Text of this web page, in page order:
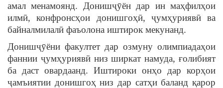
амал менамоянд. Донишҷӯён дар ин маҳфилҳои
илмӣ, конфронсҳои донишгоҳӣ, ҷумҳуриявӣ ва
байналмилалӣ фаъолона иштирок мекунанд.
Донишҷӯёни факултет дар озмуну олимпиадаҳои
фаннии ҷумҳуриявӣ низ ширкат намуда, ғолибият
ба даст овардаанд. Иштироки онҳо дар корҳои
ҷамъиятии донишгоҳ низ дар сатҳи баланд қарор